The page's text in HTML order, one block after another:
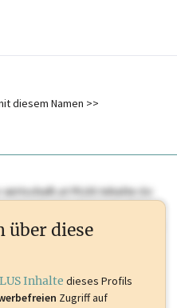
diesem Namen >>
wirtschaft.at PLUS Inhaltedie
Schalten Sie dieses Profil frei
zu sehen. wirtschaft.at PLUS
Aussendungen, und viele
diese
Inhalte dieses Profils
Zugriff auf